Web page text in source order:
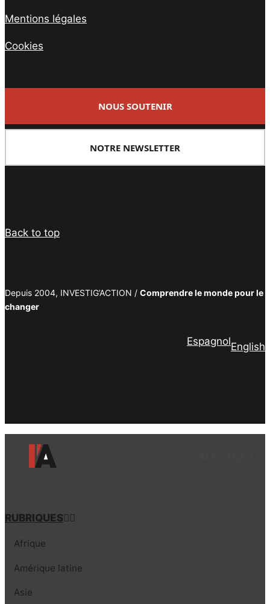
Mentions légales
Cookies
NOUS SOUTENIR
NOTRE NEWSLETTER
Back to top
Depuis 2004, INVESTIG’ACTION / Comprendre le monde pour le
changer
EspagnolEnglish
RUBRIQUES
Afrique
Amérique latine
Asie